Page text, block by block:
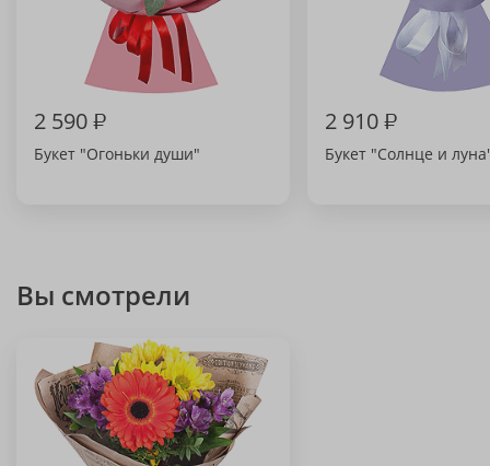
2 590₽
Букет "Огоньки души"
2 910₽
Букет "Солнце и
Вы смотрели